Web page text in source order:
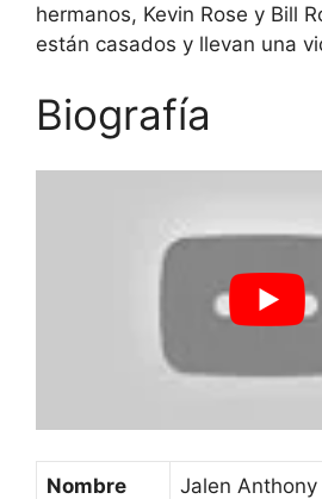
hermanos, Kevin Rose y Bill
están casados y llevan una
Biografía
Nombre Jalen Anthony